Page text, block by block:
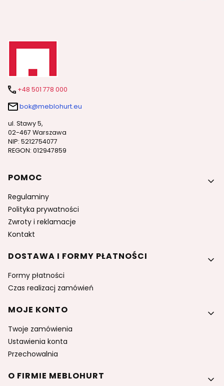
+48 501 778 000
bok@meblohurt.eu
ul. Stawy 5,
02-467 Warszawa
NIP: 5212754077
REGON: 012947859
Linki w stopce
POMOC
Regulaminy
Polityka prywatności
Zwroty i reklamacje
Kontakt
DOSTAWA I FORMY PŁATNOŚCI
Formy płatności
Czas realizacj zamówień
MOJE KONTO
Twoje zamówienia
Ustawienia konta
Przechowalnia
O FIRMIE MEBLOHURT